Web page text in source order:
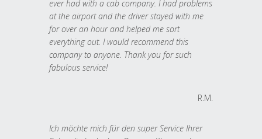
ever had with a cab company. I had problems
at the airport and the driver stayed with me
for over an hour and helped me sort
everything out. I would recommend this
company to anyone. Thank you for such
fabulous service!
R.M.
Ich möchte mich für den super Service Ihrer